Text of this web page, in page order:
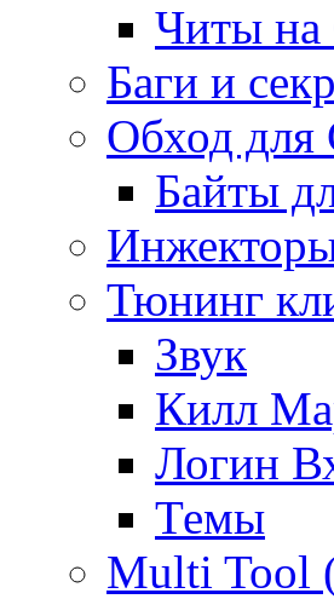
Читы на
Баги и
Обход для
Байты
Тюнинг
Звук
Килл
Логин
Темы
Multi Tool